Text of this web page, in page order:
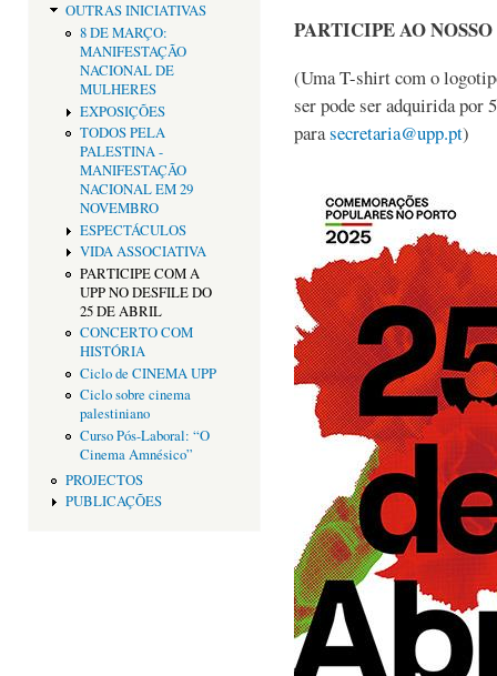
OUTRAS INICIATIVAS
8 DE MARÇO:
MANIFESTAÇÃO
NACIONAL DE
MULHERES
EXPOSIÇÕES
TODOS PELA
PALESTINA -
MANIFESTAÇÃO
NACIONAL EM 29
NOVEMBRO
ESPECTÁCULOS
VIDA ASSOCIATIVA
PARTICIPE COM A
UPP NO DESFILE DO
25 DE ABRIL
CONCERTO COM
HISTÓRIA
Ciclo de CINEMA UPP
Ciclo sobre cinema
palestiniano
Curso Pós-Laboral: “O
Cinema Amnésico”
PROJECTOS
PUBLICAÇÕES
PARTICIPE AO
(Uma T-shirt com o
ser pode ser adquirida por
parasecretaria@upp.pt)